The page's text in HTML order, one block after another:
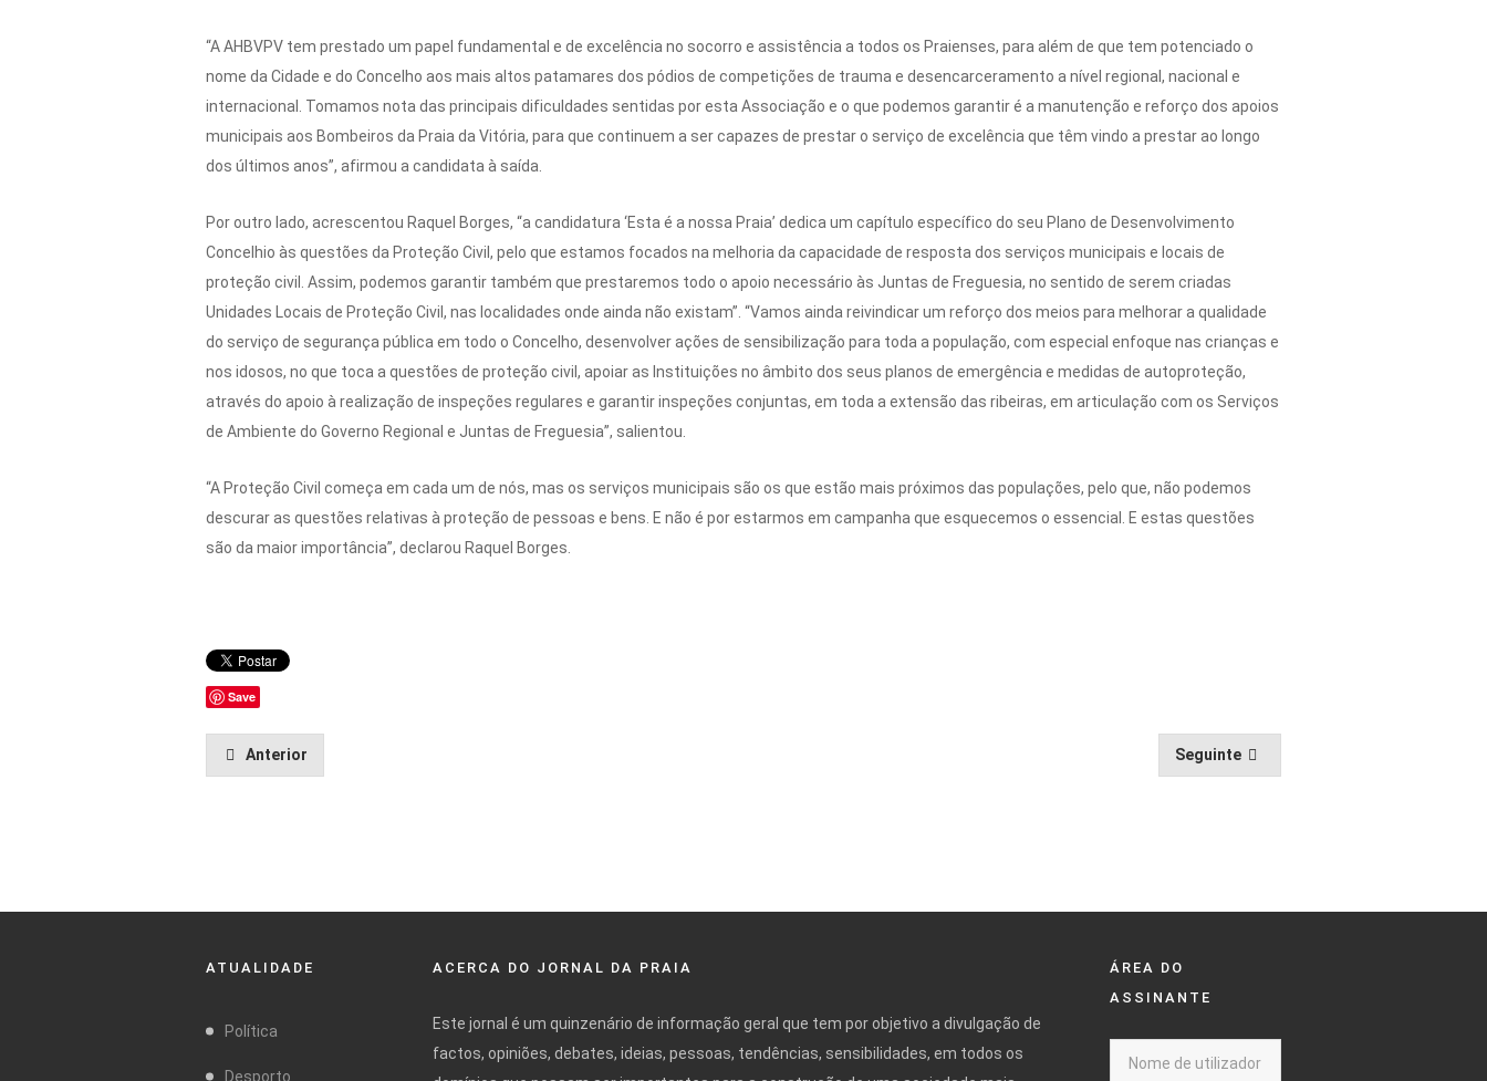
“A AHBVPV tem prestado um papel fundamental e de excelência no socorro e assistência a todos os Praienses, para além de que tem potenciado o
nome da Cidade e do Concelho aos mais altos patamares dos pódios de competições de trauma e desencarceramento a nível regional, nacional e
internacional. Tomamos nota das principais dificuldades sentidas por esta Associação e o que podemos garantir é a manutenção e reforço dos apoios
municipais aos Bombeiros da Praia da Vitória, para que continuem a ser capazes de prestar o serviço de excelência que têm vindo a prestar ao longo
dos últimos anos”, afirmou a candidata à saída.
Por outro lado, acrescentou Raquel Borges, “a candidatura ‘Esta é a nossa Praia’ dedica um capítulo específico do seu Plano de Desenvolvimento
Concelhio às questões da Proteção Civil, pelo que estamos focados na melhoria da capacidade de resposta dos serviços municipais e locais de
proteção civil. Assim, podemos garantir também que prestaremos todo o apoio necessário às Juntas de Freguesia, no sentido de serem criadas
Unidades Locais de Proteção Civil, nas localidades onde ainda não existam”. “Vamos ainda reivindicar um reforço dos meios para melhorar a qualidade
do serviço de segurança pública em todo o Concelho, desenvolver ações de sensibilização para toda a população, com especial enfoque nas crianças e
nos idosos, no que toca a questões de proteção civil, apoiar as Instituições no âmbito dos seus planos de emergência e medidas de autoproteção,
através do apoio à realização de inspeções regulares e garantir inspeções conjuntas, em toda a extensão das ribeiras, em articulação com os Serviços
de Ambiente do Governo Regional e Juntas de Freguesia”, salientou.
“A Proteção Civil começa em cada um de nós, mas os serviços municipais são os que estão mais próximos das populações, pelo que, não podemos
descurar as questões relativas à proteção de pessoas e bens. E não é por estarmos em campanha que esquecemos o essencial. E estas questões
são da maior importância”, declarou Raquel Borges.
Save
Anterior Seguinte
ATUALIDADE
Política
Desporto
ACERCA DO JORNAL DA PRAIA
Este jornal é um quinzenário de informação geral que tem por objetivo a divulgação de
factos, opiniões, debates, ideias, pessoas, tendências, sensibilidades, em todos os
ÁREA DO
ASSINANTE